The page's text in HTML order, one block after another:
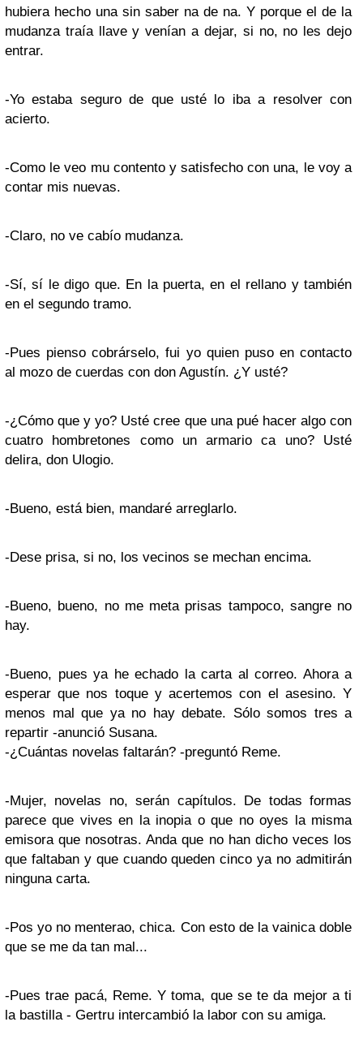
hubiera hecho una sin saber na de na. Y porque el de la
mudanza traía llave y venían a dejar, si no, no les dejo
entrar.
-Yo estaba seguro de que usté lo iba a resolver con
acierto.
-Como le veo mu contento y satisfecho con una, le voy a
contar mis nuevas.
-Claro, no ve cabío mudanza.
-Sí, sí le digo que. En la puerta, en el rellano y también
en el segundo tramo.
-Pues pienso cobrárselo, fui yo quien puso en contacto
al mozo de cuerdas con don Agustín. ¿Y usté?
-¿Cómo que y yo? Usté cree que una pué hacer algo con
cuatro hombretones como un armario ca uno? Usté
delira, don Ulogio.
-Bueno, está bien, mandaré arreglarlo.
-Dese prisa, si no, los vecinos se mechan encima.
-Bueno, bueno, no me meta prisas tampoco, sangre no
hay.
-Bueno, pues ya he echado la carta al correo. Ahora a
esperar que nos toque y acertemos con el asesino. Y
menos mal que ya no hay debate. Sólo somos tres a
repartir -anunció Susana.
-¿Cuántas novelas faltarán? -preguntó Reme.
-Mujer, novelas no, serán capítulos. De todas formas
parece que vives en la inopia o que no oyes la misma
emisora que nosotras. Anda que no han dicho veces los
que faltaban y que cuando queden cinco ya no admitirán
ninguna carta.
-Pos yo no menterao, chica. Con esto de la vainica doble
que se me da tan mal...
-Pues trae pacá, Reme. Y toma, que se te da mejor a ti
la bastilla - Gertru intercambió la labor con su amiga.